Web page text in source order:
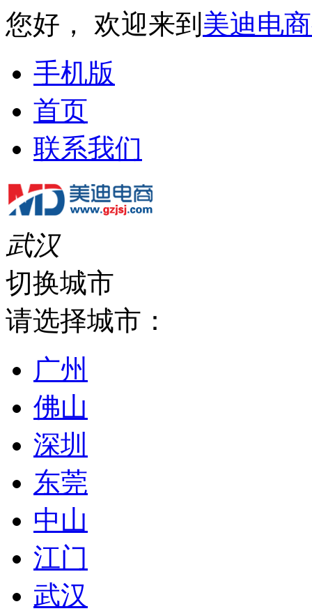
您好， 欢迎来到 美迪电
手机版
首页
联系我们
武汉
切换城市
请选择城市：
广州
佛山
深圳
东莞
中山
江门
武汉